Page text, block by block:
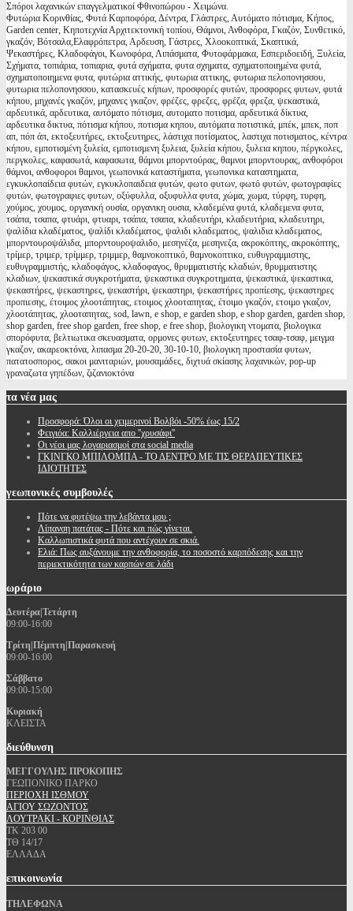
Σπόροι λαχανικών επαγγελματικοί Φθινοπώρου - Χειμώνα.
Φυτώρια Κορινθίας, Φυτά Καρποφόρα, Δέντρα, Γλάστρες, Αυτόματο πότισμα, Κήπος,
Garden center, Κηποτεχνία Αρχιτεκτονική τοπίου, Θάμνοι, Ανθοφόρα, Γκαζόν, Συνθετικό,
γκαζόν, Βότσαλα,Ελαφρόπετρα, Αρδευση, Γάστρες, Χλοοκοπτικά, Σκαπτικά,
Ψεκαστήρες, Κλαδοφάγοι, Κωνοφόρα, Λιπάσματα, Φυτοφάρμακα, Εσπεριδοειδή, Ξυλεία,
Σχήματα, τοπιάρια, τοπιαρια, φυτά σχήματα, φυτα σχηματα, σχηματοποιημένα φυτά,
σχηματοποιημενα φυτα, φυτώρια αττικής, φυτωρια αττικης, φυτωρια πελοπονησσου,
φυτωρια πελοπονησσου, κατασκευές κήπων, προσφορές φυτών, προσφορες φυτων, φυτά
κήπου, μηχανές γκαζόν, μηχανες γκαζον, φρέζες, φρεζες, φρέζα, φρεζα, ψεκαστικά,
αρδευτικά, αρδευτικα, αυτόματο πότισμα, αυτοματο ποτισμα, αρδευτικά δίκτυα,
αρδευτικα δικτυα, πότισμα κήπου, ποτισμα κηπου, αυτόματα ποτιστικά, μπέκ, μπεκ, ποπ
απ, πόπ άπ, εκτοξευτήρες, εκτοξευτηρες, λάστιχα ποτίσματος, λαστιχα ποτισματος, κέντρα
κήπου, εμποτισμένη ξυλεία, εμποτισμενη ξυλεια, ξυλεία κήπου, ξυλεια κηπου, πέργκολες,
περγκολες, καφασωτά, καφασωτα, θάμνοι μπορντούρας, θαμνοι μπορντουρας, ανθοφόροι
θάμνοι, ανθοφοροι θαμνοι, γεωπονικά καταστήματα, γεωπονικα καταστηματα,
εγκυκλοπαίδεια φυτών, εγκυκλοπαιδεια φυτών, φωτο φυτων, φωτό φυτών, φωτογραφίες
φυτών, φωτογραφιες φυτων, οξύφυλλα, οξυφυλλα φυτα, χώμα, χωμα, τύρφη, τυρφη,
χούμος, χουμος, οργανική ουσία, οργανικη ουσια, κλαδεμένα φυτά, κλαδεμενα φυτα,
τσάπα, τσαπα, φτυάρι, φτυαρι, τσάπα, τσαπα, κλαδευτήρι, κλαδευτήρια, κλαδευτηρι,
ψαλίδια κλαδέματος, ψαλίδι κλαδέματος, ψαλιδι κλαδεματος, ψαλιδια κλαδεματος,
μπορντουροψάλιδα, μπορντουροψαλιδο, μεσηνέζα, μεσηνεζα, ακροκόπτης, ακροκόπτης,
τρίμερ, τριμερ, τρίμμερ, τριμμερ, θαμνοκοπτικό, θαμνοκοπτικο, ευθυγραμμιστης,
ευθυγραμμιστής, κλαδοφάγος, κλαδοφαγος, θρυμματιστής κλαδιών, θρυμματιστης
κλαδιων, ψεκαστικά συγκροτήματα, ψεκαστικα συγκροτηματα, ψεκαστικά, ψεκαστικα,
ψεκαστήρες, ψεκαστηρες, ψεκαστήρι, ψεκαστηρι, ψεκαστήρες προπίεσης, ψεκαστηρες
προπιεσης, έτοιμος χλοοτάπητας, ετοιμος χλοοταπητας, έτοιμο γκαζόν, ετοιμο γκαζον,
χλοοτάπητας, χλοοταπητας, sod, lawn, e shop, e garden shop, e shop garden, garden shop,
shop garden, free shop garden, free shop, e free shop, βιολογικη ντοματα, βιολογικα
σπορόφυτα, βελτιωτικα σκευασματα, ορμονες φυτων, εκτοξευτηρες τσαφ-τσαφ, μειγμα
γκαζον, ακαρεοκτόνα, λιπασμα 20-20-20, 30-10-10, βιολογικη προστασία φυτων,
πατατοσπορος, σακοι μανιταριών, μουσαμάδες, διχτυά σκίασης λαχανικών, pop-up
γραναζωτα γηπέδων, ζιζανιοκτόνα
τα νέα μας
Προσφορά: Όλοι οι χειμερινοί Βολβόι -50% έως 15/2
Φειγιόα: Καλλιέργεια απο ''χρυσάφι''
Oι νέοι μας λογαριασμοί στα social media
ΓΚΙΝΓΚΟ ΜΠΙΛΟΜΠΑ - ΤΟ ΔΕΝΤΡΟ ΜΕ ΤΙΣ ΘΕΡΑΠΕΥΤΙΚΕΣ
ΙΔΙΟΤΗΤΕΣ
γεωπονικές συμβουλές
Πότε να φυτέψω την λεβάντα μου ;
Λίπανση πατάτας - Πότε και πώς γίνεται.
Καλλωπιστικά φυτά που αντέχουν σε σκιά.
Ελιά: Πως αυξάνουμε την ανθοφορία, το ποσοστό καρπόδεσης και την
περιεκτικότητα των καρπών σε λάδι
ωράριο
Δευτέρα|Τετάρτη
09:00-16:00
Τρίτη|Πέμπτη|Παρασκευή
09:00-16:00
Σάββατο
09:00-15:00
Κυριακή
ΚΛΕΙΣΤΑ
διεύθυνση
ΜΕΓΓΟΥΛΗΣ ΠΡΟΚΟΠΗΣ
ΓΕΩΠΟΝΙΚΟ ΠΑΡΚΟ
ΠΕΡΙΟΧΗ ΙΣΘΜΟΥ
ΑΓΙΟΥ ΣΩΖΟΝΤΟΣ
ΛΟΥΤΡΑΚΙ - ΚΟΡΙΝΘΙΑΣ
ΤΚ 203 00
ΤΘ 14/17
ΕΛΛΑΔΑ
επικοινωνία
ΤΗΛΕΦΩΝΑ